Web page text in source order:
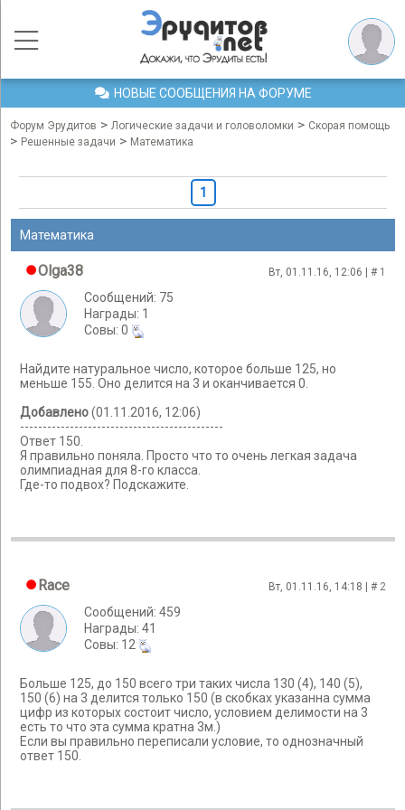
НОВЫЕ СООБЩЕНИЯ НА ФОРУМЕ
Форум Эрудитов > Логические задачи и головоломки > Скорая помощь
> Решенные задачи > Математика
1
Математика
Olga38 Вт, 01.11.16, 12:06 | # 1
Сообщений: 75
Награды: 1
Cовы: 0
Найдите натуральное число, которое больше 125, но
меньше 155. Оно делится на 3 и оканчивается 0.
Добавлено(01.11.2016, 12:06)
---------------------------------------------
Ответ 150.
Я правильно поняла. Просто что то очень легкая задача
олимпиадная для 8-го класса.
Где-то подвох? Подскажите.
Race Вт, 01.11.16, 14:18 | # 2
Сообщений: 459
Награды: 41
Cовы: 12
Больше 125, до 150 всего три таких числа 130 (4), 140 (5),
150 (6) на 3 делится только 150 (в скобках указанна сумма
цифр из которых состоит число, условием делимости на 3
есть то что эта сумма кратна 3м.)
Если вы правильно переписали условие, то однозначный
ответ 150.